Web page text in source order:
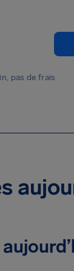
pas de frais